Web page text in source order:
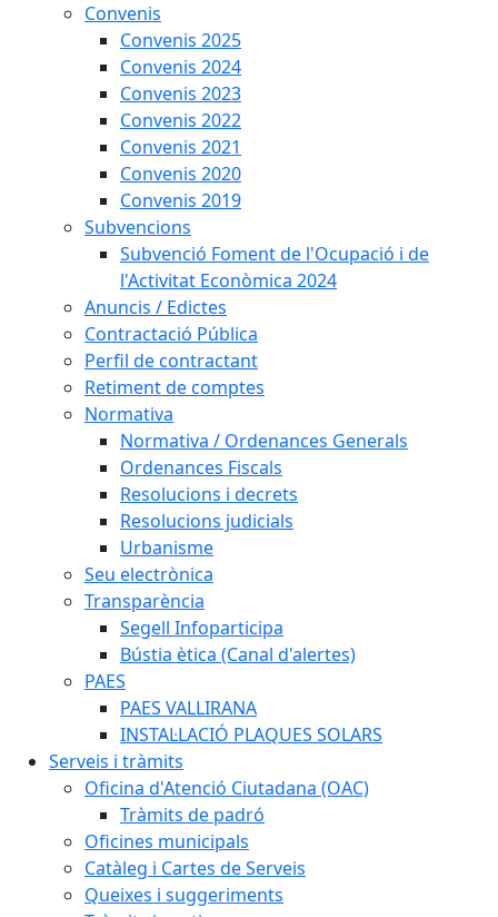
Convenis
Convenis 2025
Convenis 2024
Convenis 2023
Convenis 2022
Convenis 2021
Convenis 2020
Convenis 2019
Subvencions
Subvenció Foment de l'Ocupació i de
l'Activitat Econòmica 2024
Anuncis / Edictes
Contractació Pública
Perfil de contractant
Retiment de comptes
Normativa
Normativa / Ordenances Generals
Ordenances Fiscals
Resolucions i decrets
Resolucions judicials
Urbanisme
Seu electrònica
Transparència
Segell Infoparticipa
Bústia ètica (Canal d'alertes)
PAES
PAES VALLIRANA
INSTAL·LACIÓ PLAQUES SOLARS
Serveis i tràmits
Oficina d'Atenció Ciutadana (OAC)
Tràmits de padró
Oficines municipals
Catàleg i Cartes de Serveis
Queixes i suggeriments